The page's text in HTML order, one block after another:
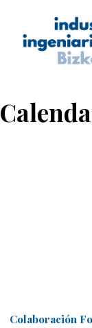
Colaboración